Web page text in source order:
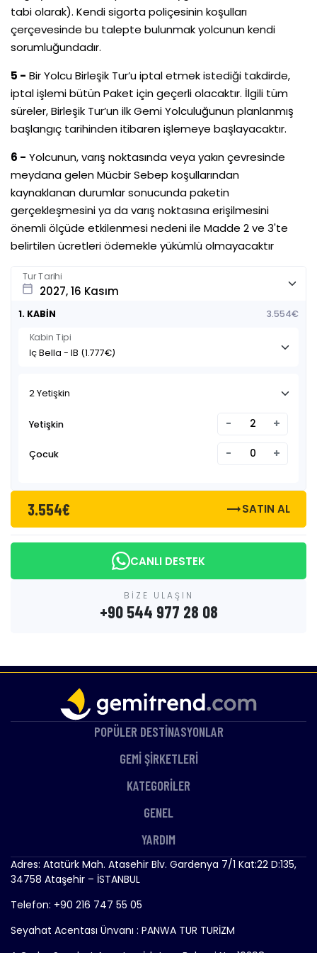
tabi olarak). Kendi sigorta poliçesinin koşulları
çerçevesinde bu talepte bulunmak yolcunun kendi
sorumluğundadır.
5 - Bir Yolcu Birleşik Tur’u iptal etmek istediği takdirde,
iptal işlemi bütün Paket için geçerli olacaktır. İlgili tüm
süreler, Birleşik Tur’un ilk Gemi Yolculuğunun planlanmış
başlangıç tarihinden itibaren işlemeye başlayacaktır.
6 - Yolcunun, varış noktasında veya yakın çevresinde
meydana gelen Mücbir Sebep koşullarından
kaynaklanan durumlar sonucunda paketin
gerçekleşmesini ya da varış noktasına erişilmesini
önemli ölçüde etkilenmesi nedeni ile Madde 2 ve 3'te
belirtilen ücretleri ödemekle yükümlü olmayacaktır
Tur Tarihi
calendar_today
1. KABİN
3.554€
Kabin Tipi
2 Yetişkin
Yetişkin - +
Çocuk - +
3.554€ trending_flatSATIN AL
CANLI DESTEK
BİZE ULAŞIN
+90 544 977 28 08
POPÜLER DESTİNASYONLAR
GEMİ ŞİRKETLERİ
KATEGORİLER
GENEL
YARDIM
Adres: Atatürk Mah. Atasehir Blv. Gardenya 7/1 Kat:22 D:135,
34758 Ataşehir – İSTANBUL
Telefon: +90 216 747 55 05
Seyahat Acentası Ünvanı : PANWA TUR TURİZM